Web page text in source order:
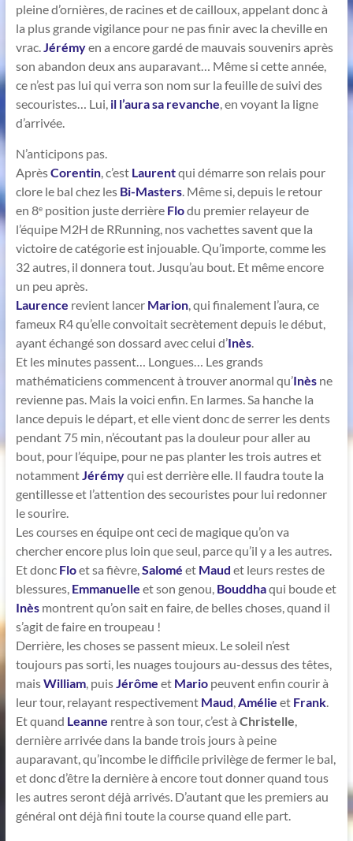
pleine d’ornières, de racines et de cailloux, appelant donc à
la plus grande vigilance pour ne pas finir avec la cheville en
vrac.Jérémyen a encore gardé de mauvais souvenirs après
son abandon deux ans auparavant… Même si cette année,
ce n’est pas lui qui verra son nom sur la feuille de suivi des
secouristes… Lui, il l’aura sa revanche, en voyant la ligne
d’arrivée.
N’anticipons pas.
AprèsCorentin, c’est Laurentqui démarre son relais pour
clore le bal chez les Bi-Masters. Même si, depuis le retour
en 8eposition juste derrière Flodu premier relayeur de
l’équipe M2H de RRunning, nos vachettes savent que la
victoire de catégorie est injouable. Qu’importe, comme les
32 autres, il donnera tout. Jusqu’au bout. Et même encore
un peu après.
Laurence revient lancer Marion, qui finalement l’aura, ce
fameux R4 qu’elle convoitait secrètement depuis le début,
ayant échangé son dossard avec celui d’Inès.
Et les minutes passent… Longues… Les grands
mathématiciens commencent à trouver anormal qu’Inèsne
revienne pas. Mais la voici enfin. En larmes. Sa hanche la
lance depuis le départ, et elle vient donc de serrer les dents
pendant 75 min, n’écoutant pas la douleur pour aller au
bout, pour l’équipe, pour ne pas planter les trois autres et
notammentJérémyqui est derrière elle. Il faudra toute la
gentillesse et l’attention des secouristes pour lui redonner
le sourire.
Les courses en équipe ont ceci de magique qu’on va
chercher encore plus loin que seul, parce qu’il y a les autres.
Et donc Floet sa fièvre,Salomé et Maud et leurs restes de
blessures, Emmanuelle et son genou, Bouddhaqui boude et
Inèsmontrent qu’on sait en faire, de belles choses, quand il
s’agit de faire en troupeau !
Derrière, les choses se passent mieux. Le soleil n’est
toujours pas sorti, les nuages toujours au-dessus des têtes,
maisWilliam, puisJérôme et Mariopeuvent enfin courir à
leur tour, relayant respectivement Maud,Amélie et Frank.
Et quand Leanne rentre à son tour, c’est à Christelle,
dernière arrivée dans la bande trois jours à peine
auparavant, qu’incombe le difficile privilège de fermer le bal,
et donc d’être la dernière à encore tout donner quand tous
les autres seront déjà arrivés. D’autant que les premiers au
général ont déjà fini toute la course quand elle part.